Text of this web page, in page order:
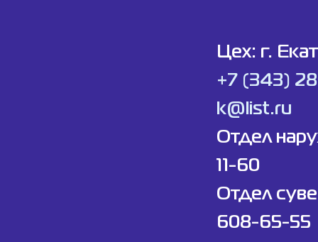
Цех: г.
+7 (343)
k@list.ru
Отдел
11-60
Отдел
608-65-55